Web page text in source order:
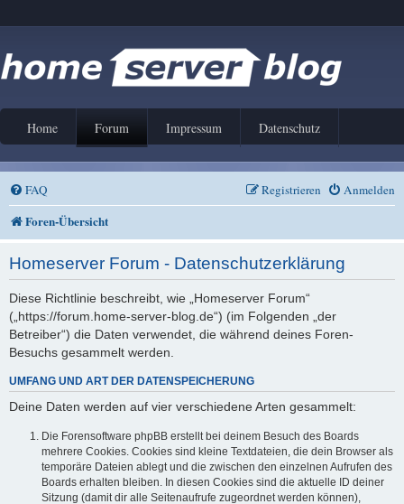
Home Forum Impressum Datenschutz
FAQ Anmelden
Registrieren
Foren-Übersicht
Homeserver Forum - Datenschutzerklärung
Diese Richtlinie beschreibt, wie „Homeserver Forum“
(„https://forum.home-server-blog.de“) (im Folgenden „der
Betreiber“) die Daten verwendet, die während deines Foren-
Besuchs gesammelt werden.
UMFANG UND ART DER DATENSPEICHERUNG
Deine Daten werden auf vier verschiedene Arten gesammelt:
Die Forensoftware phpBB erstellt bei deinem Besuch des Boards
mehrere Cookies. Cookies sind kleine Textdateien, die dein Browser als
temporäre Dateien ablegt und die zwischen den einzelnen Aufrufen des
Boards erhalten bleiben. In diesen Cookies sind die aktuelle ID deiner
Sitzung (damit dir alle Seitenaufrufe zugeordnet werden können),